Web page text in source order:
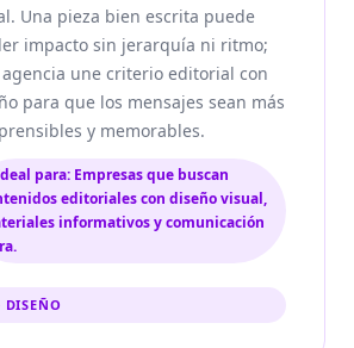
Una pieza bien escrita puede
impacto sin jerarquía ni ritmo;
une criterio editorial con
para que los mensajes sean más
y memorables.
para: Empresas que buscan
editoriales con diseño visual,
informativos y comunicación
DISEÑO